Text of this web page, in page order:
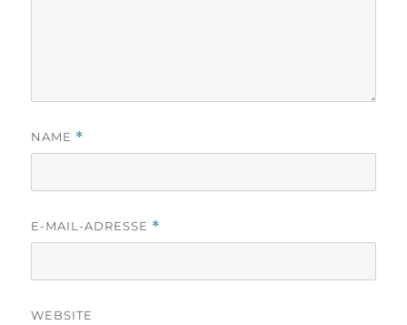
NAME *
E-MAIL-ADRESSE *
WEBSITE